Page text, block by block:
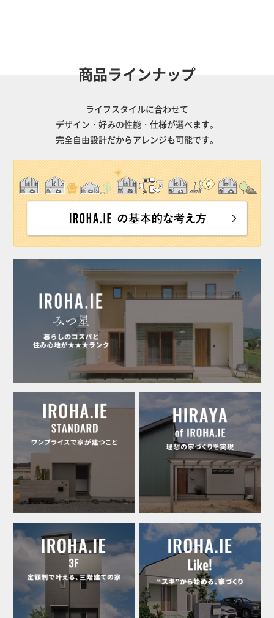
商品ラインナップ
ライフスタイルに合わせて
デザイン・好みの性能・仕様が選べます。
完全自由設計だからアレンジも可能です。